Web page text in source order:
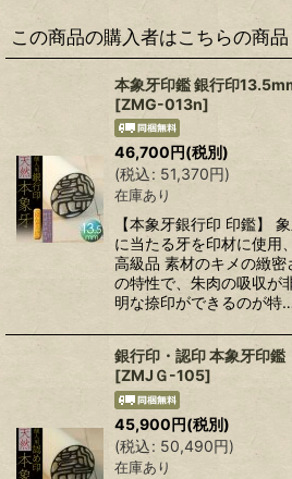
この商品の購入者はこちらの商品
本象牙印鑑 銀行印
[ZMG-013n]
46,700円(税別)
(税込: 51,370円)
在庫あり
【本象牙銀行印 印鑑】
に当たる牙を印材に使用
高級品 素材のキメの緻
の特性で、朱肉の吸収が
明な捺印ができるのが特
銀行印・認印 本象牙印
[ZMJＧ-105]
45,900円(税別)
(税込: 50,490円)
在庫あり